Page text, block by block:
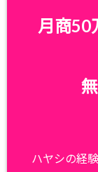
月商50
ハヤシの経